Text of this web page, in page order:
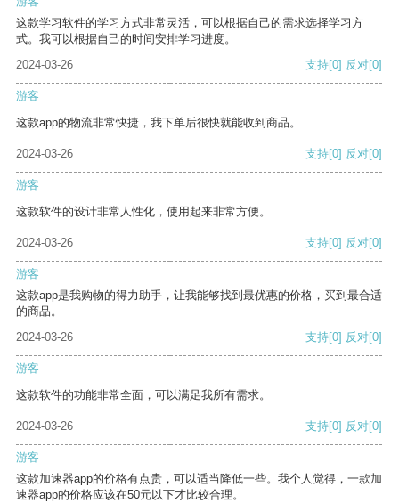
这款学习软件的学习方式非常灵活，可以根据自己的需求选择学习方
式。我可以根据自己的时间安排学习进度。
2024-03-26
支持[0] 反对[0]
游客
这款app的物流非常快捷，我下单后很快就能收到商品。
2024-03-26 支持[0] 反对[0]
游客
这款软件的设计非常人性化，使用起来非常方便。
2024-03-26 支持[0] 反对[0]
游客
这款app是我购物的得力助手，让我能够找到最优惠的价格，买到最合适
的商品。
2024-03-26
支持[0] 反对[0]
游客
这款软件的功能非常全面，可以满足我所有需求。
2024-03-26 支持[0] 反对[0]
游客
这款加速器app的价格有点贵，可以适当降低一些。我个人觉得，一款加
速器app的价格应该在50元以下才比较合理。